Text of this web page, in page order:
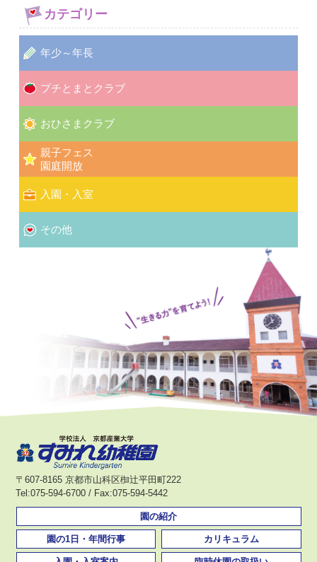
カテゴリー
年少～年長
プチとまとクラブ
おひさまクラブ
親子フェス
園庭開放
入園・入室
その他
〒607-8165 京都市山科区椥辻平田町222
Tel:075-594-6700 / Fax:075-594-5442
園の紹介
カリキュラム
園の1日・年間行事